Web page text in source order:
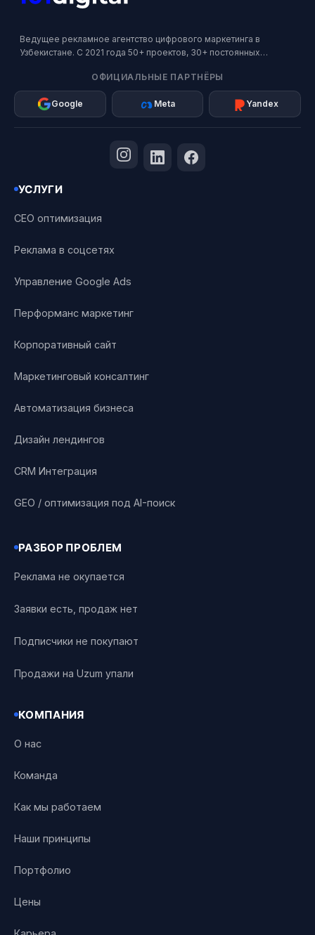
Ведущее рекламное агентство цифрового маркетинга в
Узбекистане. С 2021 года 50+ проектов, 30+ постоянных
ОФИЦИАЛЬНЫЕ ПАРТНЁРЫ
Google Meta Yandex
УСЛУГИ
СЕО оптимизация
Реклама в соцсетях
Управление Google Ads
Перформанс маркетинг
Корпоративный сайт
Маркетинговый консалтинг
Автоматизация бизнеса
Дизайн лендингов
CRM Интеграция
GEO / оптимизация под AI-поиск
РАЗБОР ПРОБЛЕМ
Реклама не окупается
Заявки есть, продаж нет
Подписчики не покупают
Продажи на Uzum упали
КОМПАНИЯ
О нас
Команда
Как мы работаем
Наши принципы
Портфолио
Цены